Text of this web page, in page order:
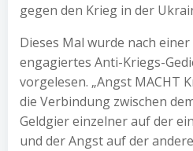
gegen den Krieg in der
Dieses Mal wurde nach
engagiertes Anti-Kriegs-
vorgelesen. „Angst MACHT
die Verbindung zwischen
Geldgier einzelner auf der
und der Angst auf der